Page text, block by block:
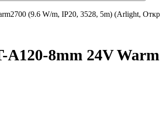
(9.6 W/m, IP20, 3528, 5m) (Arlight,
A120-8mm 24V